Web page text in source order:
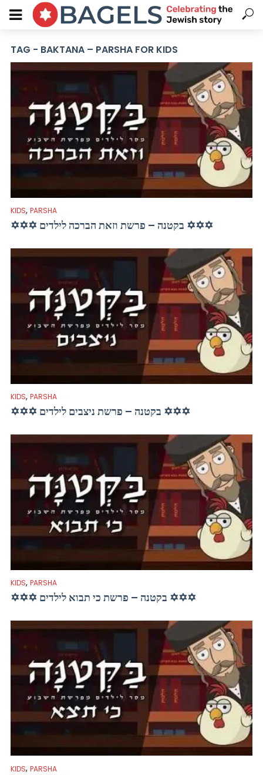
TAG - BAKTANA – PARSHA FOR KIDS
KIDS, PARSHA
✡✡✡ בקטנה – פרשת וזאת הברכה לילדים ✡✡✡
KIDS, PARSHA
✡✡✡ בקטנה – פרשת ניצבים לילדים ✡✡✡
KIDS, PARSHA
✡✡✡ בקטנה – פרשת כי תבוא לילדים ✡✡✡
KIDS, PARSHA